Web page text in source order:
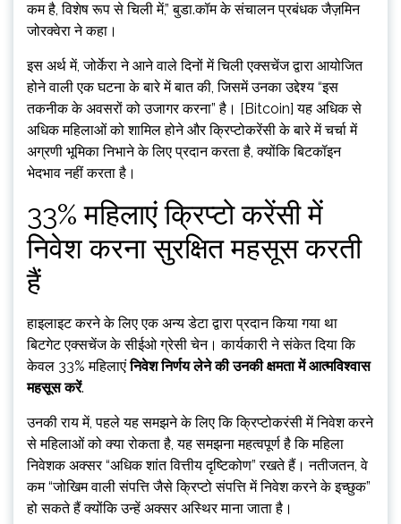
कम है, विशेष रूप से चिली में,” बुडा.कॉम के संचालन प्रबंधक जैज़मिन
जोरक्वेरा ने कहा।
इस अर्थ में, जोर्केरा ने आने वाले दिनों में चिली एक्सचेंज द्वारा आयोजित
होने वाली एक घटना के बारे में बात की, जिसमें उनका उद्देश्य “इस
तकनीक के अवसरों को उजागर करना” है। [Bitcoin] यह अधिक से
अधिक महिलाओं को शामिल होने और क्रिप्टोकरेंसी के बारे में चर्चा में
अग्रणी भूमिका निभाने के लिए प्रदान करता है, क्योंकि बिटकॉइन
भेदभाव नहीं करता है।
33% महिलाएं क्रिप्टो करेंसी में
निवेश करना सुरक्षित महसूस करती
हैं
हाइलाइट करने के लिए एक अन्य डेटा द्वारा प्रदान किया गया था
बिटगेट एक्सचेंज के सीईओ ग्रेसी चेन। कार्यकारी ने संकेत दिया कि
केवल 33% महिलाएंनिवेश निर्णय लेने की उनकी क्षमता में आत्मविश्वास
महसूस करें.
उनकी राय में, पहले यह समझने के लिए कि क्रिप्टोकरंसी में निवेश करने
से महिलाओं को क्या रोकता है, यह समझना महत्वपूर्ण है कि महिला
निवेशक अक्सर “अधिक शांत वित्तीय दृष्टिकोण” रखते हैं। नतीजतन, वे
कम “जोखिम वाली संपत्ति जैसे क्रिप्टो संपत्ति में निवेश करने के इच्छुक”
हो सकते हैं क्योंकि उन्हें अक्सर अस्थिर माना जाता है।